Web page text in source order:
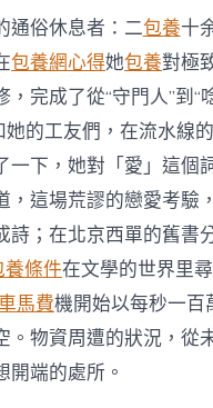
通俗休息者：二包養十
包養網心得她包養對極
完成了從“守門人”到“
她的工友們，在流水線的
一下，她對「愛」這個
這場荒謬的戀愛考驗，
詩；在北京西單的舊書
養條件在文學的世界里尋
馬費機開始以每秒一百
。物資周遭的狀況，從
端的處所。